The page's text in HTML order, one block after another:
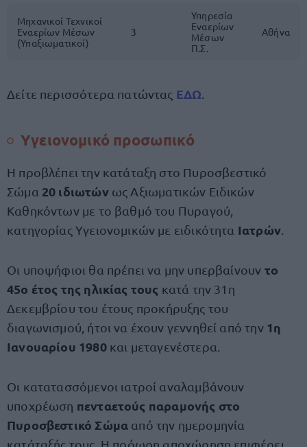
Μηχανικοί Τεχνικοί
Εναερίων Μέσων
(Υπαξιωματικοί)
3
Υπηρεσία
Εναερίων
Μέσων
Π.Σ.
Αθήνα
Δείτε περισσότερα πατώντας ΕΔΩ
Υγειονομικό προσωπικό
Η προβλέπει την κατάταξη στο Πυροσβεστικό
Σώμα 20 ιδιωτώνως Αξιωματικών Ειδικών
Καθηκόντων με το βαθμό του Πυραγού,
κατηγορίας Υγειονομικών με ειδικότητα Ιατρών.
Οι υποψήφιοι θα πρέπει να μην υπερβαίνουν το
45ο έτος της ηλικίας τους κατά την 31η
Δεκεμβρίου του έτους προκήρυξης του
διαγωνισμού, ήτοι να έχουν γεννηθεί από την 1η
Ιανουαρίου 1980και μεταγενέστερα.
Οι κατατασσόμενοι ιατροί αναλαμβάνουν
υποχρέωση πενταετούς παραμονής στο
Πυροσβεστικό Σώμα από την ημερομηνία
κατάταξής τους. Η πρόωρη αποχώρηση επιφέρει,